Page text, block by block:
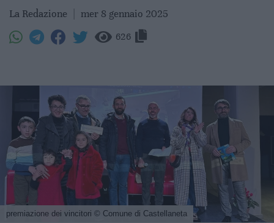
La Redazione mer 8 gennaio 2025
626
premiazione dei vincitori © Comune di Castellaneta